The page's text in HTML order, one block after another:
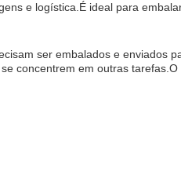
e logística.É ideal para
ser embalados e enviados
concentrem em outras